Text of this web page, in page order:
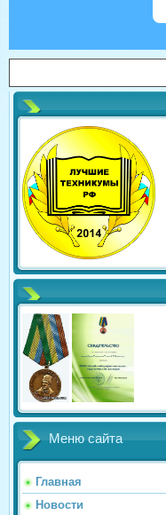
Меню сайта
Главная
Новости